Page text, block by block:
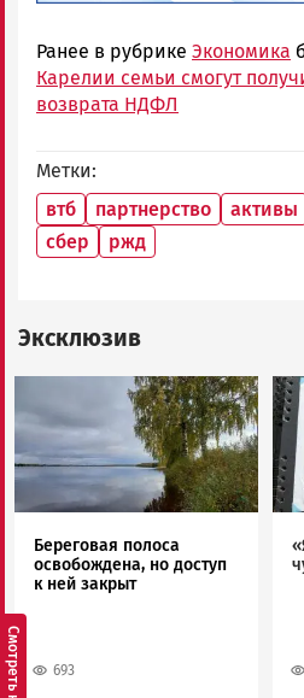
Ранее в рубрике Экономика
Карелии семьи смогут
возврата НДФЛ
Метки
втб
партнерство активы
сбер
ржд
Эксклюзив
Береговая полоса
освобождена, но доступ
к ней закрыт
693